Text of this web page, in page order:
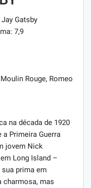
Gatsby
7,9
Rouge, Romeo
na década de 1920
a Primeira Guerra
jovem Nick
Long Island –
sua prima em
charmosa, mas